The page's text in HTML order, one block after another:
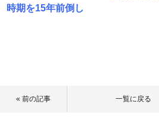
時期を15年前倒し
« 前の記事 一覧に戻る